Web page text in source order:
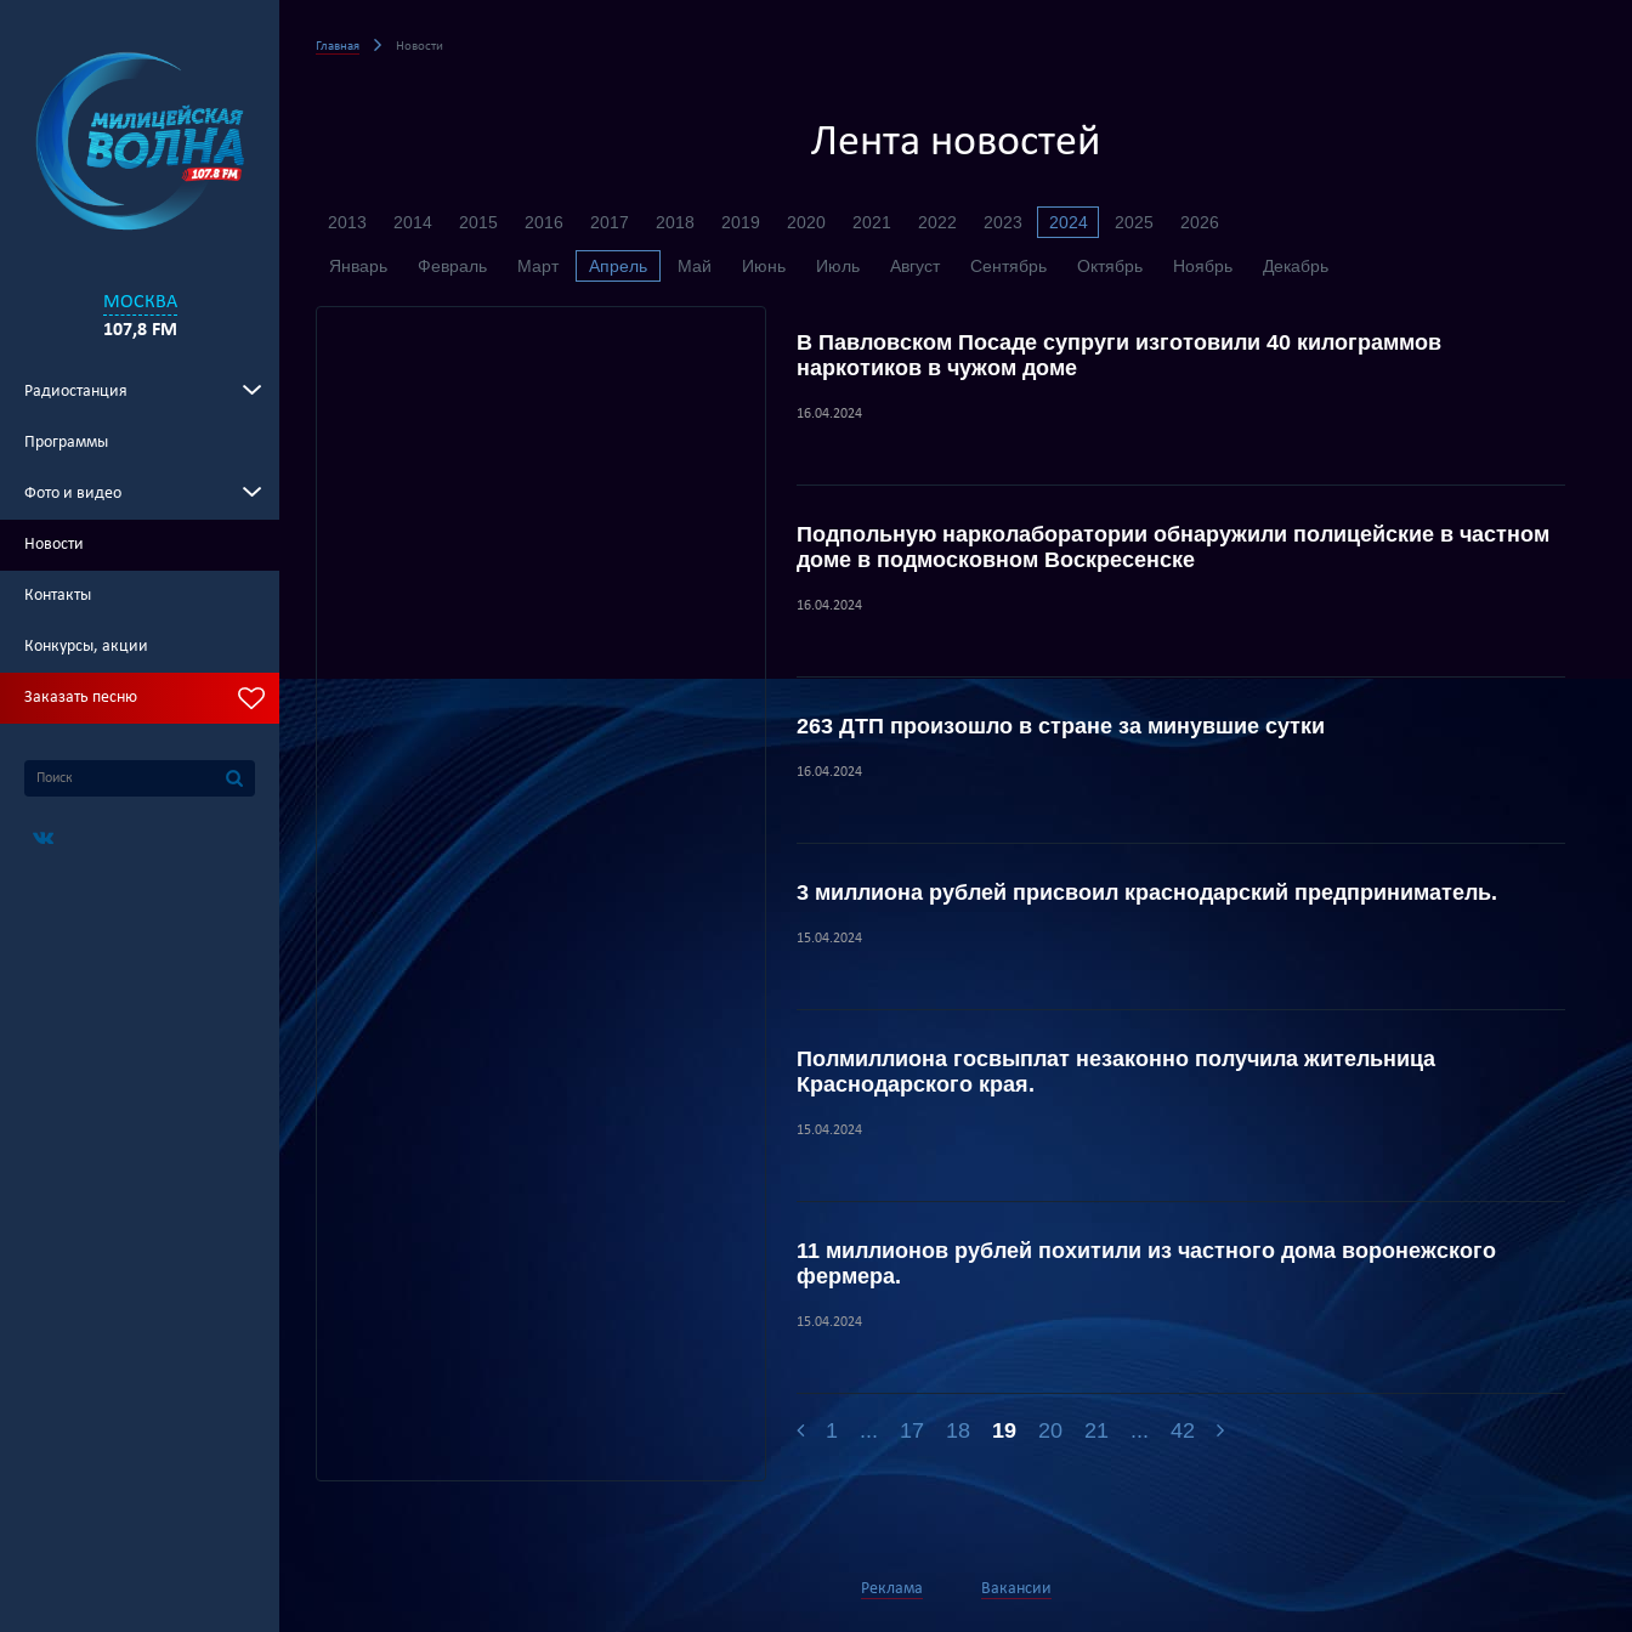
МОСКВА
107,8 FM
Радиостанция
Программы
Фото и видео
Новости
Контакты
Конкурсы, акции
Заказать песню
Главная Новости
Лента новостей
2013 2014 2015 2016 2017 2018 2019 2020 2021 2022 2023 2024 2025 2026
Январь Февраль Март Апрель Май Июнь Июль Август Сентябрь Октябрь Ноябрь Декабрь
В Павловском Посаде супруги изготовили 40 килограммов
наркотиков в чужом доме
16.04.2024
Подпольную нарколаборатории обнаружили полицейские в частном
доме в подмосковном Воскресенске
16.04.2024
263 ДТП произошло в стране за минувшие сутки
16.04.2024
3 миллиона рублей присвоил краснодарский предприниматель.
15.04.2024
Полмиллиона госвыплат незаконно получила жительница
Краснодарского края.
15.04.2024
11 миллионов рублей похитили из частного дома воронежского
фермера.
15.04.2024
1 ... 17 18 19 20 21 ... 42
Реклама Вакансии